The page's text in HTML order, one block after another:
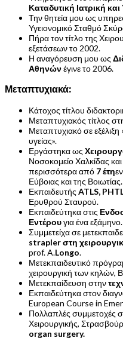
Καταδυτική Ιατρική
Την θητεία μου ως
Υγειονομικό Σταθμό
Πήρα τον τίτλο της
εξετάσεων το 2002.
Η αναγόρευση μου ως
Αθηνώνέγινε το 2006.
Μεταπτυχιακά:
Κάτοχος τίτλου
Μεταπτυχιακός τίτλος
Μεταπτυχιακό σε εξέλιξη
υγείας».
Εργάστηκα ως
Νοσοκομείο Χαλκίδας
περισσότερα από 7 έτη
Εύβοιας και της Βοιωτίας.
Εκπαιδευτής ATLS,
Ερυθρού Σταυρού.
Εκπαιδεύτηκα στις
Εντέρουγια ένα εξάμηνο.
Συμμετείχα σε
strapler στη
prof. A.Longo.
Μετεκπαιδευτικό
χειρουργική των κηλών,
Μετεκπαίδευση στην
Εκπαιδεύτηκα στον
European Course in
Πολλαπλές συμμετοχές
Χειρουργικής,
organ surgery.